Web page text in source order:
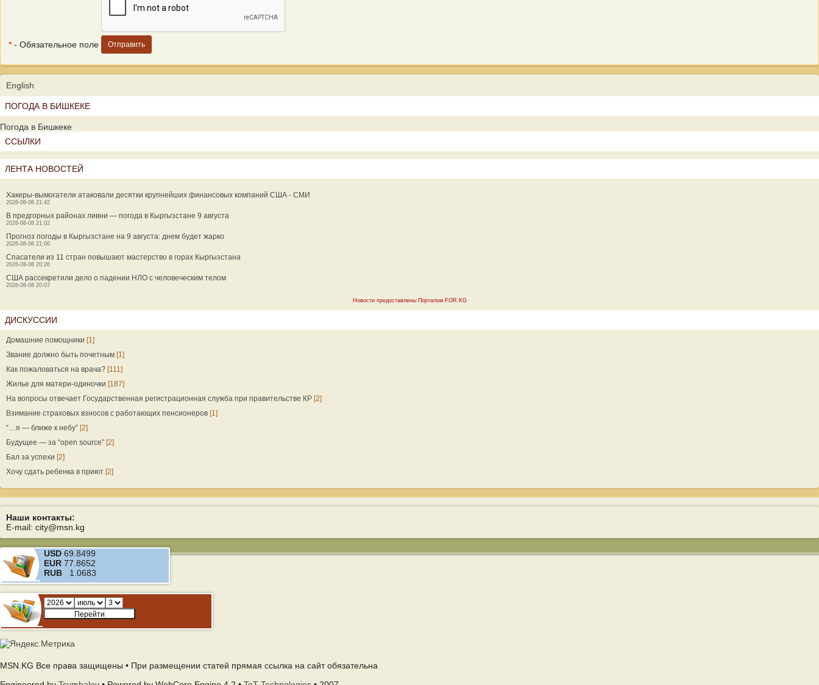
* - Обязательное поле
English
ПОГОДА В БИШКЕКЕ
Погода в Бишкеке
ССЫЛКИ
ЛЕНТА НОВОСТЕЙ
Хакеры-вымогатели атаковали десятки крупнейших финансовых компаний США - СМИ
2026-08-08 21:42
В предгорных районах ливни — погода в Кыргызстане 9 августа
2026-08-08 21:02
Прогноз погоды в Кыргызстане на 9 августа: днем будет жарко
2026-08-08 21:00
Спасатели из 11 стран повышают мастерство в горах Кыргызстана
2026-08-08 20:26
США рассекретили дело о падении НЛО с человеческим телом
2026-08-08 20:07
Новости предоставлены Порталом FOR.KG
ДИСКУССИИ
Домашние помощники [1]
Звание должно быть почетным [1]
Как пожаловаться на врача? [111]
Жилье для матери-одиночки [187]
На вопросы отвечает Государственная регистрационная служба при правительстве КР [2]
Взимание страховых взносов с работающих пенсионеров [1]
“…я — ближе к небу” [2]
Будущее — за “open source” [2]
Бал за успехи [2]
Хочу сдать ребенка в приют [2]
Наши контакты:
E-mail: city@msn.kg
USD 69.8499
EUR 77.8652
RUB 1.0683
MSN.KG Все права защищены • При размещении статей прямая ссылка на сайт обязательна